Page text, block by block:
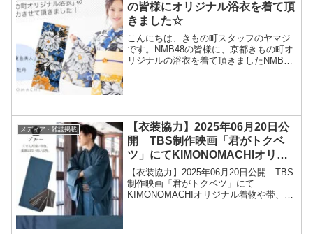
の皆様にオリジナル浴衣を着て頂
きました☆
こんにちは、きもの町スタッフのヤマジ
です。NMB48の皆様に、京都きもの町オ
リジナルの浴衣を着て頂きましたNMBの
メディア・雑誌掲載
【衣装協力】2025年06月20日公
開 TBS制作映画「君がトクベ
ツ」にてKIMONOMACHIオリジ
ナル着物や帯、袴セットをご着用
いただきました！
【衣装協力】2025年06月20日公開 TBS
制作映画「君がトクベツ」にて
KIMONOMACHIオリジナル着物や帯、袴